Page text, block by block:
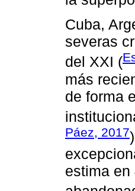
Cuba,
severas
del XXI (
más
de forma
Páez, 2017
estima